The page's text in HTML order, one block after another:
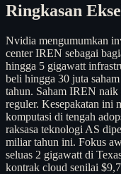
Ringkasan
Nvidia mengumumkan
center IREN sebagai
hingga 5 gigawatt
beli hingga 30 juta
tahun. Saham IREN naik
reguler. Kesepakatan ini
komputasi di tengah
raksasa teknologi AS
miliar tahun ini. Fokus
seluas 2 gigawatt di
kontrak cloud senilai